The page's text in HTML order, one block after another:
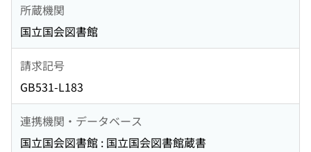
所蔵機関
国立国会図書館
請求記号
GB531-L183
連携機関・データベース
国立国会図書館 : 国立国会図書館蔵書